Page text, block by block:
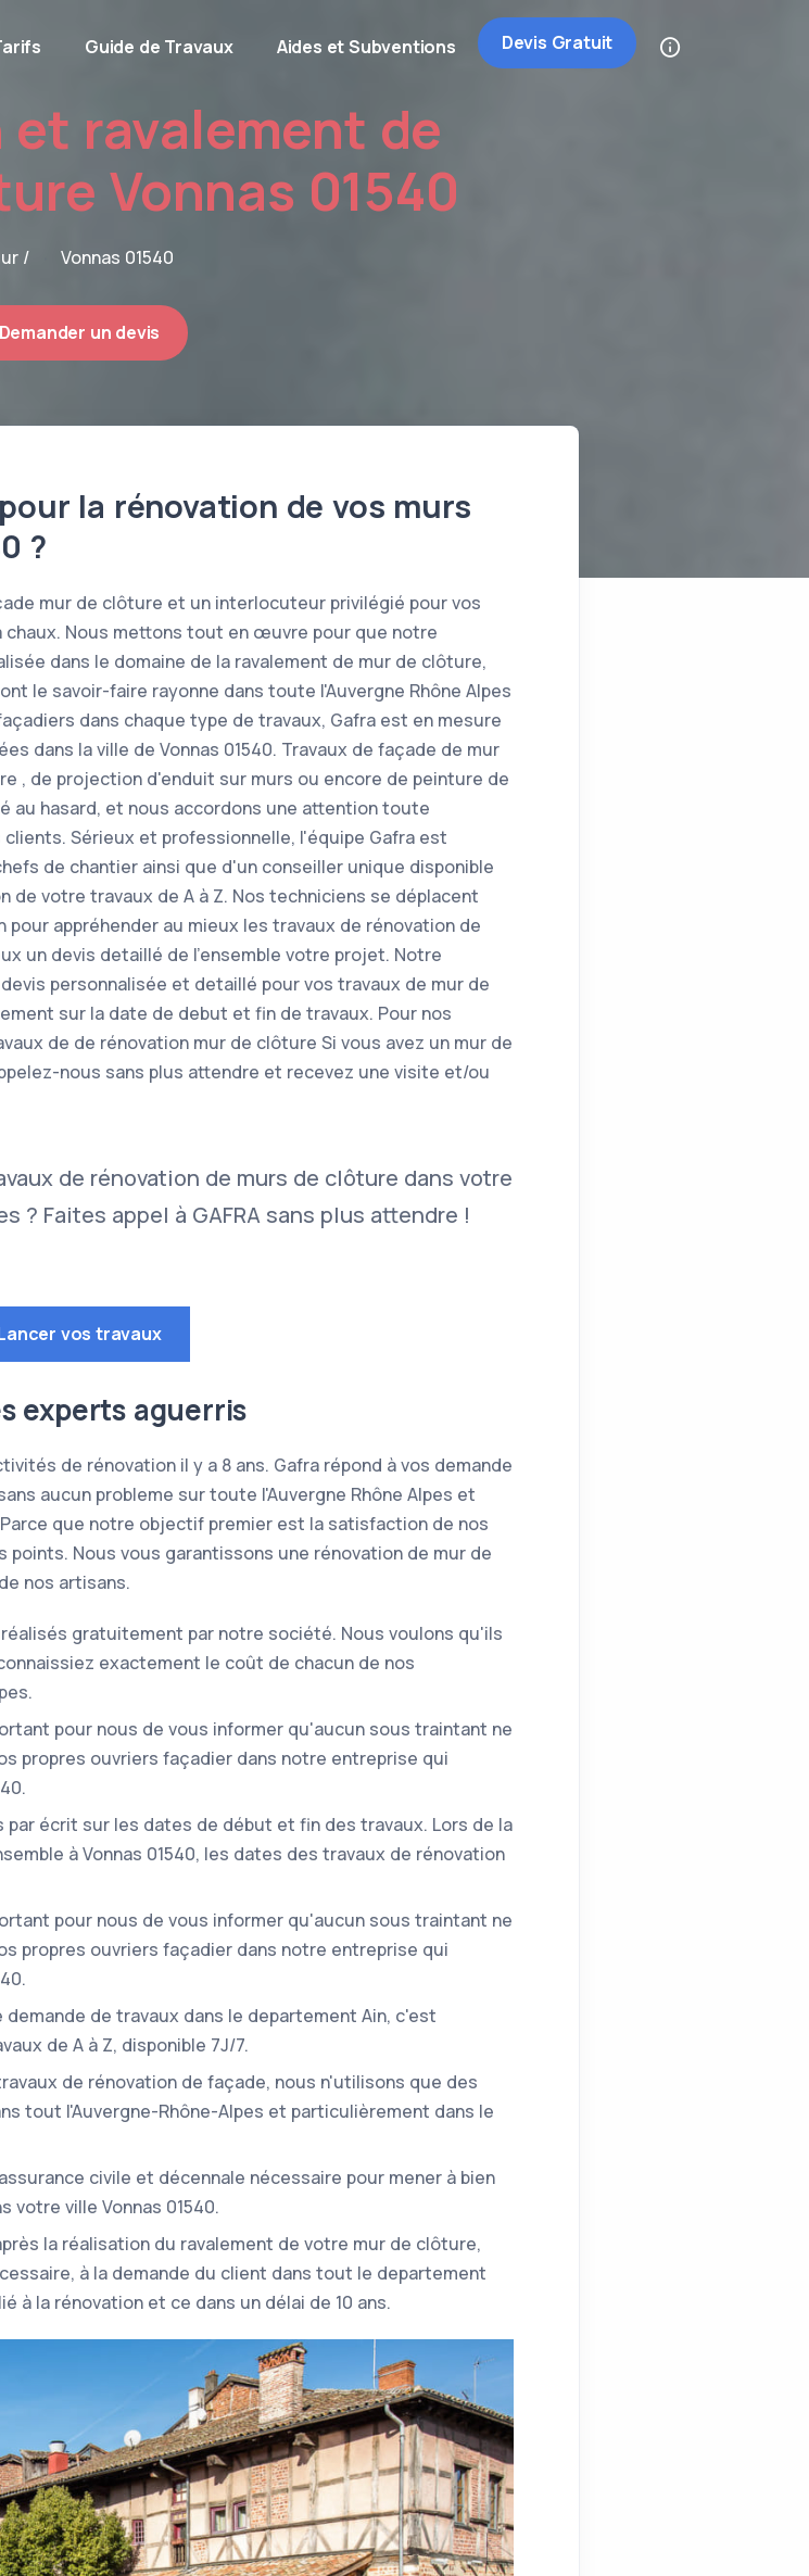
Guide de Travaux Aides et Subventions Devis Gratuit
ravalement de
Vonnas 01540
/ Vonnas 01540
Demander un devis
la rénovation de vos murs
?
mur de clôture et un interlocuteur privilégié pour vos
chaux. Nous mettons tout en œuvre pour que notre
dans le domaine de la ravalement de mur de clôture,
le savoir-faire rayonne dans toute l'Auvergne Rhône Alpes
dans chaque type de travaux, Gafra est en mesure
dans la ville de Vonnas 01540. Travaux de façade de mur
, de projection d'enduit sur murs ou encore de peinture de
au hasard, et nous accordons une attention toute
Sérieux et professionnelle, l'équipe Gafra est
de chantier ainsi que d'un conseiller unique disponible
de votre travaux de A à Z. Nos techniciens se déplacent
appréhender au mieux les travaux de rénovation de
un devis detaillé de l'ensemble votre projet. Notre
personnalisée et detaillé pour vos travaux de mur de
sur la date de debut et fin de travaux. Pour nos
de de rénovation mur de clôture Si vous avez un mur de
nous sans plus attendre et recevez une visite et/ou
de rénovation de murs de clôture dans votre
? Faites appel à GAFRA sans plus attendre !
vos travaux
experts aguerris
de rénovation il y a 8 ans. Gafra répond à vos demande
aucun probleme sur toute l'Auvergne Rhône Alpes et
que notre objectif premier est la satisfaction de nos
Nous vous garantissons une rénovation de mur de
nos artisans.
gratuitement par notre société. Nous voulons qu'ils
exactement le coût de chacun de nos
pour nous de vous informer qu'aucun sous traintant ne
propres ouvriers façadier dans notre entreprise qui
écrit sur les dates de début et fin des travaux. Lors de la
à Vonnas 01540, les dates des travaux de rénovation
pour nous de vous informer qu'aucun sous traintant ne
propres ouvriers façadier dans notre entreprise qui
de travaux dans le departement Ain, c'est
de A à Z, disponible 7J/7.
de rénovation de façade, nous n'utilisons que des
tout l'Auvergne-Rhône-Alpes et particulièrement dans le
civile et décennale nécessaire pour mener à bien
votre ville Vonnas 01540.
la réalisation du ravalement de votre mur de clôture,
à la demande du client dans tout le departement
à la rénovation et ce dans un délai de 10 ans.